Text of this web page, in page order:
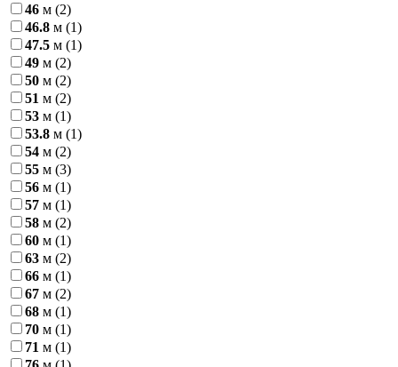
46 м (2)
46.8 м (1)
47.5 м (1)
49 м (2)
50 м (2)
51 м (2)
53 м (1)
53.8 м (1)
54 м (2)
55 м (3)
56 м (1)
57 м (1)
58 м (2)
60 м (1)
63 м (2)
66 м (1)
67 м (2)
68 м (1)
70 м (1)
71 м (1)